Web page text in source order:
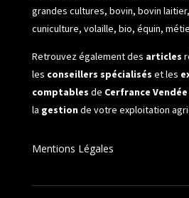
grandes cultures, bovin, bovin
cuniculture, volaille, bio, équin,
Retrouvez également des articles
les conseillers spécialisés et les
comptables de Cerfrance Vendée
la gestionde votre exploitation
Mentions Légales